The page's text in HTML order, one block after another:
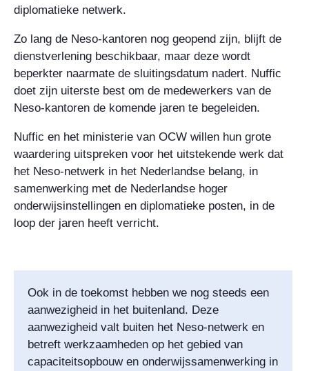
diplomatieke netwerk.
Zo lang de Neso-kantoren nog geopend zijn, blijft de
dienstverlening beschikbaar, maar deze wordt
beperkter naarmate de sluitingsdatum nadert. Nuffic
doet zijn uiterste best om de medewerkers van de
Neso-kantoren de komende jaren te begeleiden.
Nuffic en het ministerie van OCW willen hun grote
waardering uitspreken voor het uitstekende werk dat
het Neso-netwerk in het Nederlandse belang, in
samenwerking met de Nederlandse hoger
onderwijsinstellingen en diplomatieke posten, in de
loop der jaren heeft verricht.
Ook in de toekomst hebben we nog steeds een
aanwezigheid in het buitenland. Deze
aanwezigheid valt buiten het Neso-netwerk en
betreft werkzaamheden op het gebied van
capaciteitsopbouw en onderwijssamenwerking in